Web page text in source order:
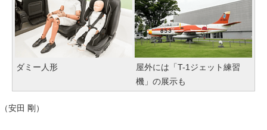
ダミー人形
屋外には「T-1ジェット練習
機」の展示も
（安田 剛）